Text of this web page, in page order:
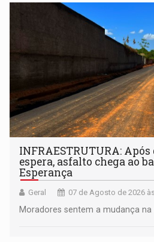
INFRAESTRUTURA: Após
espera, asfalto chega ao
Esperança
Geral 07 de Agosto de 2026
Moradores sentem a mudança